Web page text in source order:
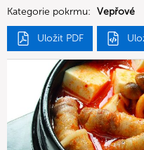
Kategorie pokrmu: Vepřové
Uložit PDF